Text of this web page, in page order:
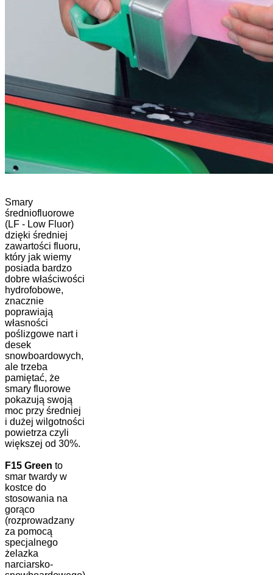
Smary
średniofluorowe
(LF - Low Fluor)
dzięki średniej
zawartości fluoru,
który jak wiemy
posiada bardzo
dobre właściwości
hydrofobowe,
znacznie
poprawiają
własności
poślizgowe nart i
desek
snowboardowych,
ale trzeba
pamiętać, że
smary fluorowe
pokazują swoją
moc przy średniej
i dużej wilgotności
powietrza czyli
większej od 30%.
F15 Green to
smar twardy w
kostce do
stosowania na
gorąco
(rozprowadzany
za pomocą
specjalnego
żelazka
narciarsko-